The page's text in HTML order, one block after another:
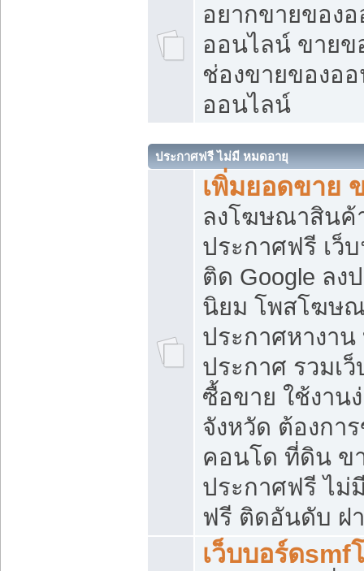
อยากขายของ
ออนไลน์ ขายข
ช่องขายของอ
ออนไลน์
ประกาศฟรี ไม่มี หมดอายุ
เพิ่มยอดขาย
ลงโฆษณาสิน
ประกาศฟรี เว็
ติด Google ลง
นิยม โพสโฆษ
ประกาศหางาน
ประกาศ รวมเ
ซื้อขาย ใช้งาน
จังหวัด ต้องกา
คอนโด ที่ดิน ข
ประกาศฟรี ไม่
ฟรี ติดอันดับ ฝ
เว็บบอร์ดsmf